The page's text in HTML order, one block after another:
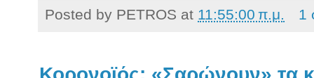
Posted by PETROS at 11:55:00 π.μ. 1